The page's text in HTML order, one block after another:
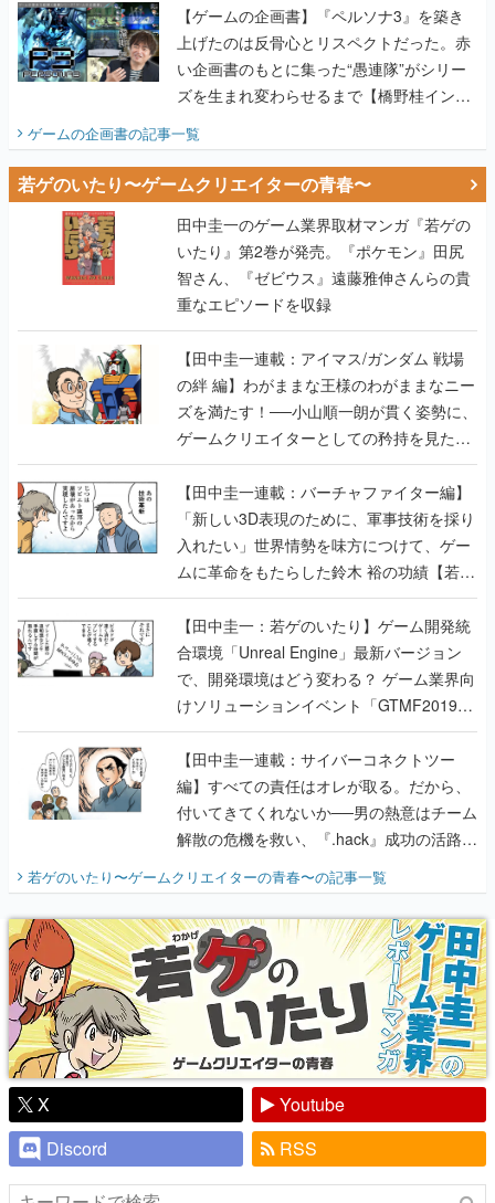
【ゲームの企画書】『ペルソナ3』を築き
上げたのは反骨心とリスペクトだった。赤
い企画書のもとに集った“愚連隊”がシリー
ズを生まれ変わらせるまで【橋野桂インタ
ゲームの企画書の記事一覧
若ゲのいたり〜ゲームクリエイターの青春〜
田中圭一のゲーム業界取材マンガ『若ゲの
いたり』第2巻が発売。『ポケモン』田尻
智さん、『ゼビウス』遠藤雅伸さんらの貴
重なエピソードを収録
【田中圭一連載：アイマス/ガンダム 戦場
の絆 編】わがままな王様のわがままなニー
ズを満たす！──小山順一朗が貫く姿勢に、
ゲームクリエイターとしての矜持を見た
【若ゲのいたり最終回】
【田中圭一連載：バーチャファイター編】
「新しい3D表現のために、軍事技術を採り
入れたい」世界情勢を味方につけて、ゲー
ムに革命をもたらした鈴木 裕の功績【若ゲ
のいたり】
【田中圭一：若ゲのいたり】ゲーム開発統
合環境「Unreal Engine」最新バージョン
で、開発環境はどう変わる？ ゲーム業界向
けソリューションイベント「GTMF2019」
に行って、より理解を深めよう【PR】
【田中圭一連載：サイバーコネクトツー
編】すべての責任はオレが取る。だから、
付いてきてくれないか──男の熱意はチーム
解散の危機を救い、『.hack』成功の活路を
『少年ジャンプ』色だった【若ゲのいた
り】
若ゲのいたり〜ゲームクリエイターの青春〜の記事一覧
X
Youtube
Discord
RSS